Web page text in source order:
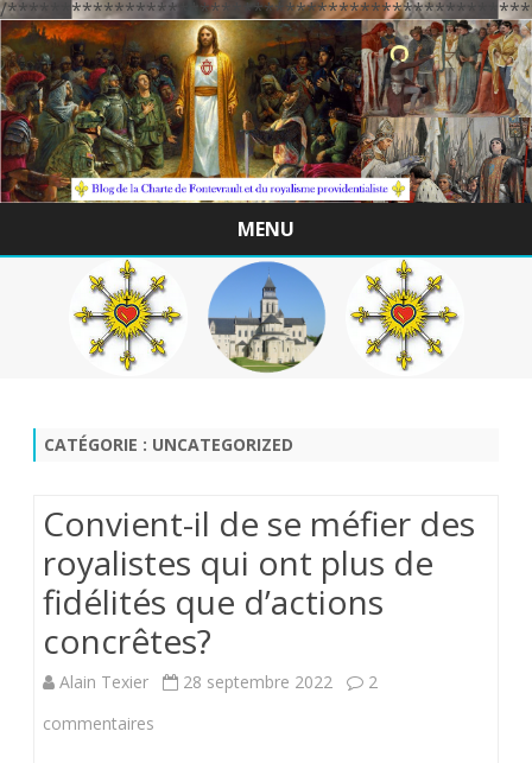
/
MENU
Skip
to
content
CATÉGORIE : UNCATEGORIZED
Convient-il de se méfier des
royalistes qui ont plus de
fidélités que d’actions
concrêtes?
Alain Texier 28 septembre 2022
2
commentaires